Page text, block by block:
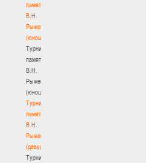
памяти
В.Н.
Рыженкова
(юноши)
Турнир
памяти
В.Н.
Рыженкова
(юноши)
Турнир
памяти
В.Н.
Рыженкова
(девушки)
Турнир